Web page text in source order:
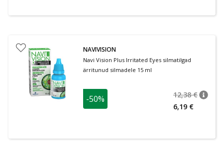
NAVIVISION
Navi Vision Plus Irritated Eyes silmatilgad
ärritunud silmadele 15 ml
-50% 12,38 €
6,19 €